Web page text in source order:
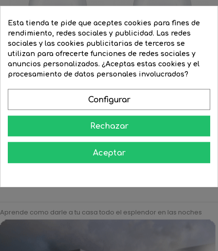
COMPRAR  
Bombilla Globo 95mm...
COMPRAR  
Aprende como darle a tu casa todo el esplendor en las noches
Esta tienda te pide que aceptes cookies para fines de
rendimiento, redes sociales y publicidad. Las redes
sociales y las cookies publicitarias de terceros se
utilizan para ofrecerte funciones de redes sociales y
anuncios personalizados. ¿Aceptas estas cookies y el
procesamiento de datos personales involucrados?
Configurar
Rechazar
Aceptar